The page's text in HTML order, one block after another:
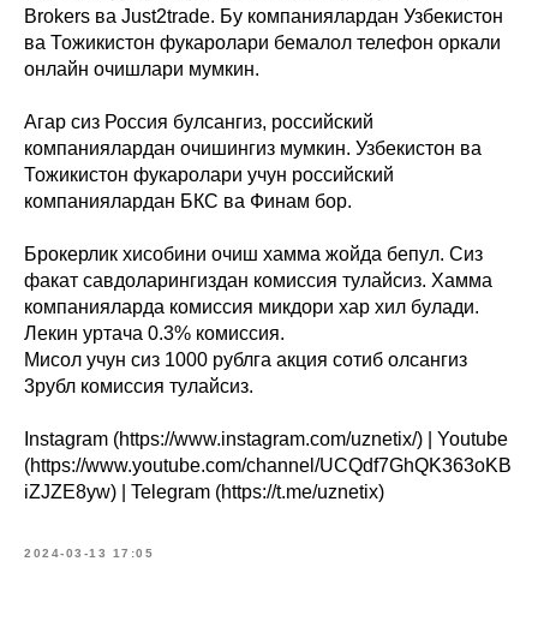
Brokers ва Just2trade. Бу компаниялардан Узбекистон
ва Тожикистон фукаролари бемалол телефон оркали
онлайн очишлари мумкин.
Агар сиз Россия булсангиз, российский
компаниялардан очишингиз мумкин. Узбекистон ва
Тожикистон фукаролари учун российский
компаниялардан БКС ва Финам бор.
Брокерлик хисобини очиш хамма жойда бепул. Сиз
факат савдоларингиздан комиссия тулайсиз. Хамма
компанияларда комиссия микдори хар хил булади.
Лекин уртача 0.3% комиссия.
Мисол учун сиз 1000 рублга акция сотиб олсангиз
3рубл комиссия тулайсиз.
Instagram (https://www.instagram.com/uznetix/) | Youtube
(https://www.youtube.com/channel/UCQdf7GhQK363oKB
iZJZE8yw) | Telegram (https://t.me/uznetix)
2024-03-13 17:05